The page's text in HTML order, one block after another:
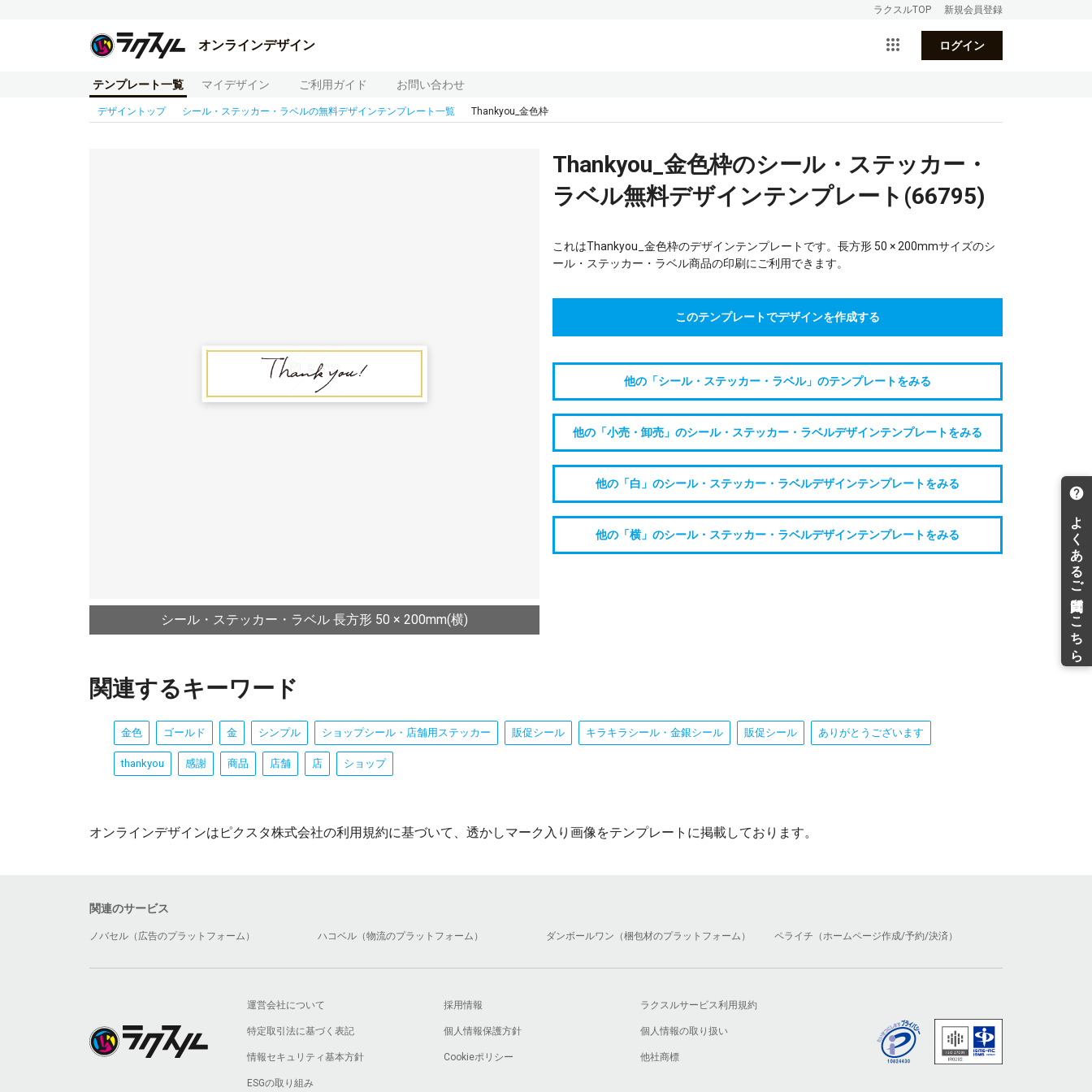
ラクスルTOP 新規会員登録
オンラインデザイン ログイン
テンプレート一覧 マイデザイン ご利用ガイド お問い合わせ
デザイントップ シール・ステッカー・ラベルの無料デザインテンプレート一覧 Thankyou_金色枠
シール・ステッカー・ラベル 長方形 50 × 200mm(横)
Thankyou_金色枠のシール・ステッカー・
ラベル無料デザインテンプレート(66795)
これはThankyou_金色枠のデザインテンプレートです。長方形 50 × 200mmサイズのシ
ール・ステッカー・ラベル商品の印刷にご利用できます。
このテンプレートでデザインを作成する
他の「シール・ステッカー・ラベル」のテンプレートをみる
他の「小売・卸売」のシール・ステッカー・ラベルデザインテンプレートをみる
他の「白」のシール・ステッカー・ラベルデザインテンプレートをみる
他の「横」のシール・ステッカー・ラベルデザインテンプレートをみる
関連するキーワード
金色 ゴールド 金 シンプル ショップシール・店舗用ステッカー 販促シール キラキラシール・金銀シール 販促シール ありがとうございます
thankyou 感謝 商品 店舗 店 ショップ
オンラインデザインはピクスタ株式会社の利用規約に基づいて、透かしマーク入り画像をテンプレートに掲載しております。
関連のサービス
ノバセル（広告のプラットフォーム） ハコベル（物流のプラットフォーム） ダンボールワン（梱包材のプラットフォーム） ペライチ（ホームページ作成/予約/決済）
運営会社について 採用情報 ラクスルサービス利用規約
特定取引法に基づく表記 個人情報保護方針 個人情報の取り扱い
情報セキュリティ基本方針 Cookieポリシー 他社商標
ESGの取り組み